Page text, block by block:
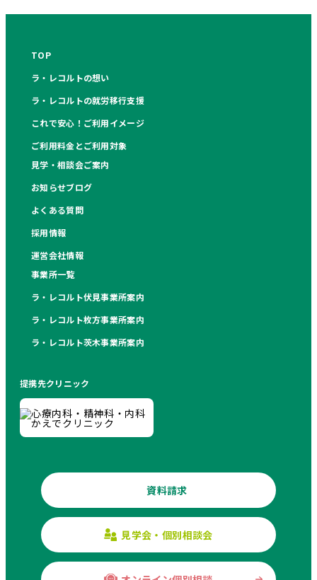
TOP
ラ・レコルトの想い
ラ・レコルトの就労移行支援
これで安心！ご利用イメージ
ご利用料金とご利用対象
見学・相談会ご案内
お知らせブログ
よくある質問
採用情報
運営会社情報
事業所一覧
ラ・レコルト伏見事業所案内
ラ・レコルト枚方事業所案内
ラ・レコルト茨木事業所案内
提携先クリニック
資料請求
見学会・個別相談会